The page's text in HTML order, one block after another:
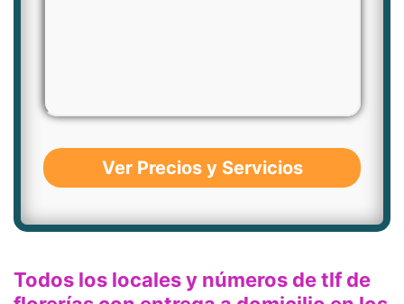
Ver Precios y Servicios
Todos los locales y números de tlf de